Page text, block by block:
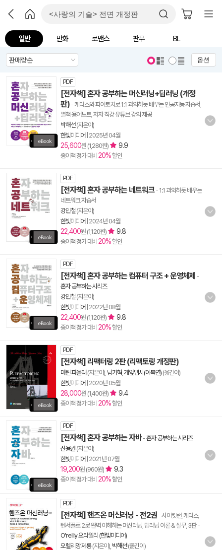
일반 만화 로맨스 판무 BL
옵션
PDF
[전자책] 혼자 공부하는 머신러닝+딥러닝 (개정
판) - 케라스와 파이토치로 1:1 과외하듯 배우는 인공지능 자습서,
별책 용어노트, 저자 직강 유튜브 강의 제공
박해선(지은이)
한빛미디어 2025년 04월
25,600원 (1,280원) 9.9
종이책 정가 대비 20%할인
PDF
[전자책] 혼자 공부하는 네트워크 - 1:1 과외하듯 배우는
네트워크 자습서
강민철 (지은이)
한빛미디어 2024년 04월
22,400원 (1,120원) 9.8
종이책 정가 대비 20%할인
PDF
[전자책] 혼자 공부하는 컴퓨터 구조 + 운영체제 -
혼자 공부하는 시리즈
강민철 (지은이)
한빛미디어 2022년 08월
22,400원 (1,120원) 9.8
종이책 정가 대비 20%할인
PDF
[전자책] 리팩터링 2판 (리팩토링 개정판)
마틴 파울러 (지은이), 남기혁 개앞맵시(이복연) (옮긴이)
한빛미디어 2020년 05월
28,000원 (1,400원) 9.4
종이책 정가 대비 20%할인
PDF
[전자책] 혼자 공부하는 자바-혼자 공부하는 시리즈
신용권 (지은이)
한빛미디어 2021년 07월
19,200원 (960원) 9.3
종이책 정가 대비 20%할인
PDF
[전자책] 핸즈온 머신러닝 - 전2권 - 사이킷런, 케라스,
텐서플로 2로 완벽 이해하는 머신러닝, 딥러닝 이론 & 실무, 3판-
O'reilly 오라일리 (한빛미디어)
오렐리앙 제롱(지은이), 박해선(옮긴이)